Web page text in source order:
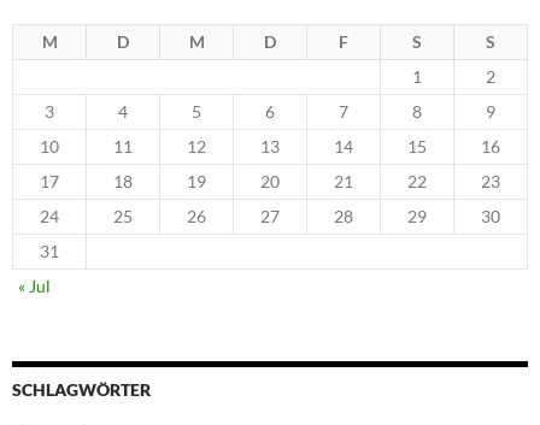
M D M D F S
S
1
2
3
4 5 6 7 8
9
10
11 12 13 14 15
16
17
18 19 20 21 22
23
24
25 26 27 28 29
30
31
« Jul
SCHLAGWÖRTER